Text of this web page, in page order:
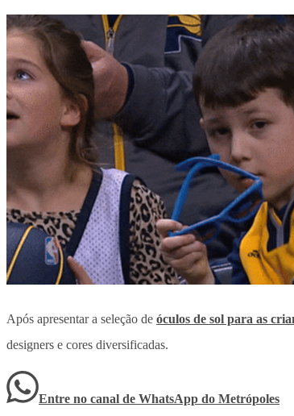
Após apresentar a seleção de óculos de sol para as
designers e cores diversificadas.
Entre no canal de WhatsApp do Metrópoles